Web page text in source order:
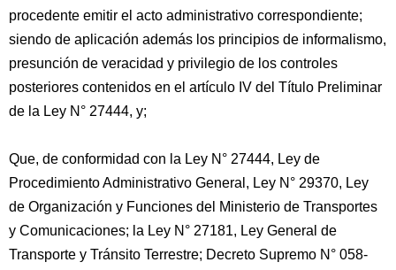
procedente emitir el acto administrativo correspondiente;
siendo de aplicación además los principios de informalismo,
presunción de veracidad y privilegio de los controles
posteriores contenidos en el artículo IV del Título Preliminar
de la Ley N° 27444, y;
Que, de conformidad con la Ley N° 27444, Ley de
Procedimiento Administrativo General, Ley N° 29370, Ley
de Organización y Funciones del Ministerio de Transportes
y Comunicaciones; la Ley N° 27181, Ley General de
Transporte y Tránsito Terrestre; Decreto Supremo N° 058-